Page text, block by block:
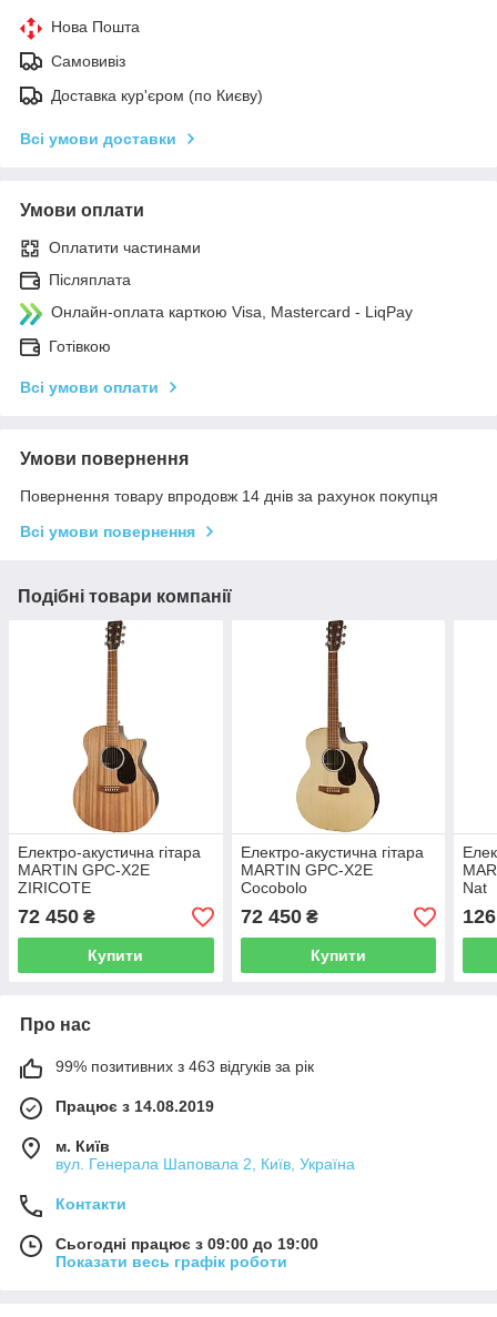
Нова Пошта
Самовивіз
Доставка кур'єром (по Києву)
Всі умови доставки
Умови оплати
Оплатити частинами
Післяплата
Онлайн-оплата карткою Visa, Mastercard - LiqPay
Готівкою
Всі умови оплати
Умови повернення
Повернення товару впродовж 14 днів за рахунок покупця
Всі умови повернення
Подібні товари компанії
Електро-акустична гітара
MARTIN GPC-X2E
ZIRICOTE
72 450 ₴
Купити
Електро-акустична гітара
MARTIN GPC-X2E
Cocobolo
72 450₴
Купити
Nat
Про нас
99% позитивних з 463 відгуків за рік
Працює з 14.08.2019
м. Київ
вул. Генерала Шаповала 2, Київ, Україна
Контакти
Сьогодні працює з 09:00 до 19:00
Показати весь графік роботи